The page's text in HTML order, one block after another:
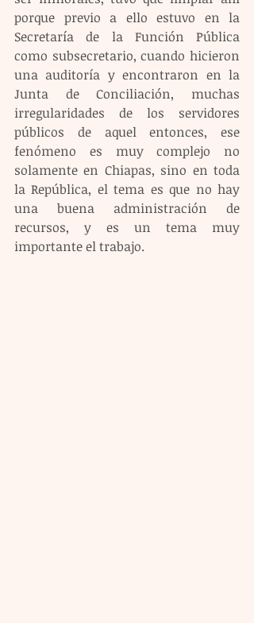
porque previo a ello estuvo en la
Secretaría de la Función Pública
como subsecretario, cuando hicieron
una auditoría y encontraron en la
Junta de Conciliación, muchas
irregularidades de los servidores
públicos de aquel entonces, ese
fenómeno es muy complejo no
solamente en Chiapas, sino en toda
la República, el tema es que no hay
una buena administración de
recursos, y es un tema muy
importante el trabajo.